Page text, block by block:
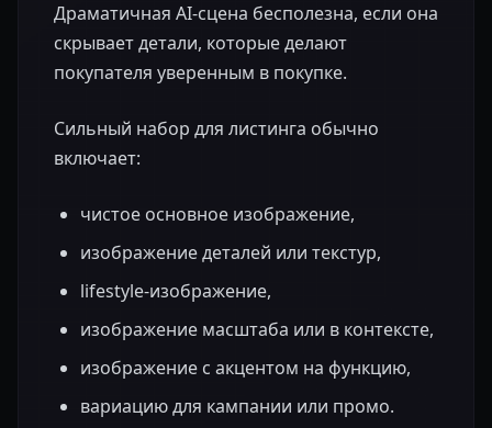
Драматичная AI-сцена бесполезна, если она
скрывает детали, которые делают
покупателя уверенным в покупке.
Сильный набор для листинга обычно
включает:
чистое основное изображение,
изображение деталей или текстур,
lifestyle-изображение,
изображение масштаба или в контексте,
изображение с акцентом на функцию,
вариацию для кампании или промо.